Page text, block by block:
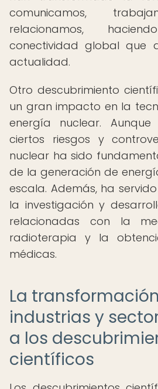
comunicamos,
relacionamos,
conectividad global que
actualidad.
Otro descubrimiento
un gran impacto en la
energía nuclear.
ciertos riesgos y
nuclear ha sido
de la generación de
escala. Además, ha
la investigación y
relacionadas con la
radioterapia y la
médicas.
La
industrias y
a los
científicos